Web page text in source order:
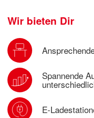
Wir bieten Dir
Spannende
E-